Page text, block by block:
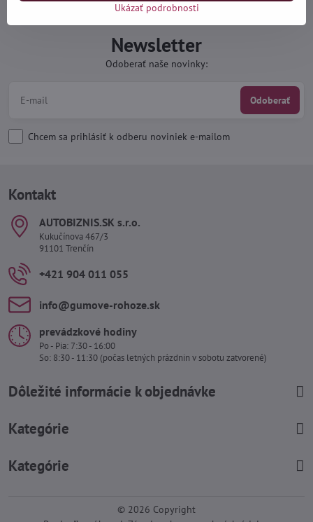
Newsletter
Odoberať naše novinky:
Odoberať
Chcem sa prihlásiť k odberu noviniek e-mailom
Kontakt
AUTOBIZNIS​.SK s​.r​.o​.
Kukučínova 467/3
91101 Trenčín
+421 904 011 055
info​@gumove-rohoze​.sk
prevádzkové hodiny
Po - Pia: 7:30 - 16:00
So: 8:30 - 11:30 (počas letných prázdnin v sobotu zatvorené)
Dôležité informácie k objednávke
Kategórie
Kategórie
© 2026 Copyright
Ukázať podrobnosti